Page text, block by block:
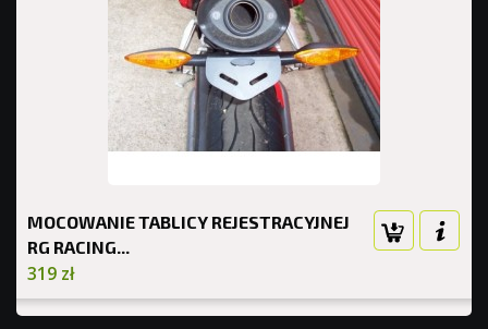
MOCOWANIE TABLICY REJESTRACYJNEJ
RG RACING...
319 zł